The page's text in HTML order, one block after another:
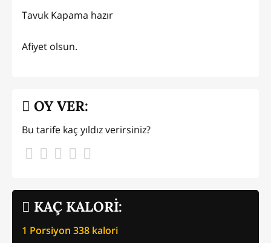
Tavuk Kapama hazır
Afiyet olsun.
KAÇ KALORİ:
1 Porsiyon 338 kalori
OY VER:
Bu tarife kaç yıldız verirsiniz?